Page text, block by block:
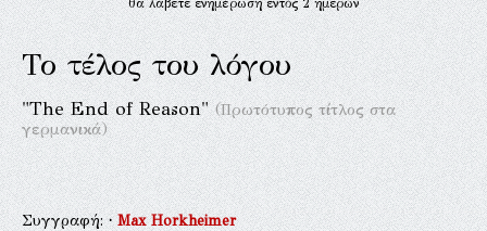
Το τέλος του λόγου
"The End of Reason"(Πρωτότυπος τίτλος στα
γερμανικά)
Συγγραφή:·Max Horkheimer